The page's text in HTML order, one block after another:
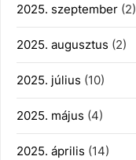
2025. szeptember (2)
2025. augusztus (2)
2025. július (10)
2025. május (4)
2025. április (14)